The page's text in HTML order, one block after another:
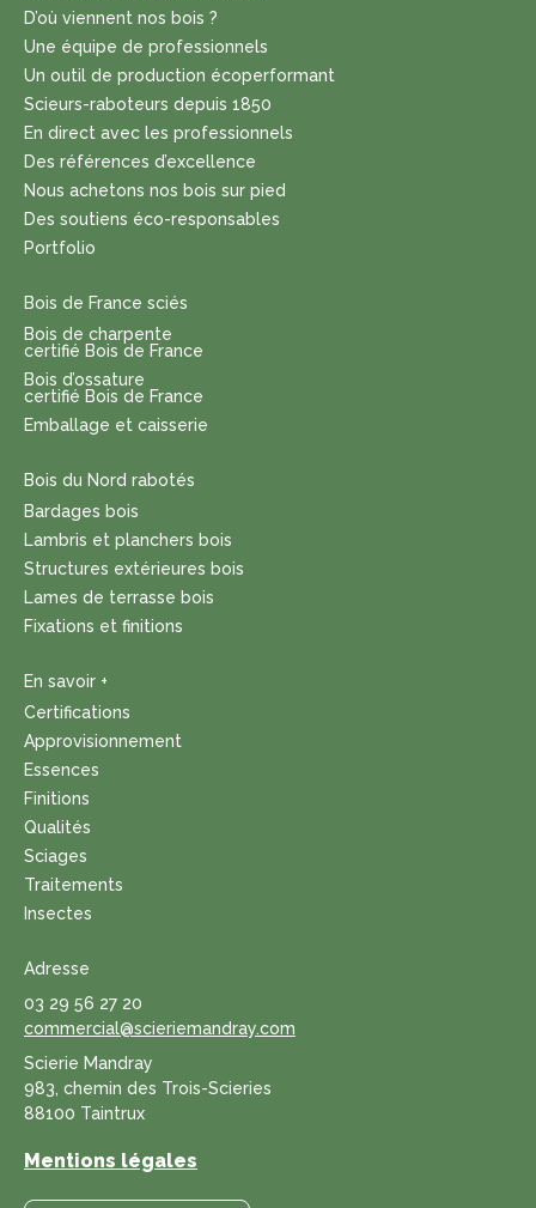
D’où viennent nos bois ?
Une équipe de professionnels
Un outil de production écoperformant
Scieurs-raboteurs depuis 1850
En direct avec les professionnels
Des références d’excellence
Nous achetons nos bois sur pied
Des soutiens éco-responsables
Portfolio
Bois de France sciés
Bois de charpente
certifié Bois de France
Bois d’ossature
certifié Bois de France
Emballage et caisserie
Bois du Nord rabotés
Bardages bois
Lambris et planchers bois
Structures extérieures bois
Lames de terrasse bois
Fixations et finitions
En savoir +
Certifications
Approvisionnement
Essences
Finitions
Qualités
Sciages
Traitements
Insectes
Adresse
03 29 56 27 20
commercial@scieriemandray.com
Scierie Mandray
983, chemin des Trois-Scieries
88100 Taintrux
Mentions légales